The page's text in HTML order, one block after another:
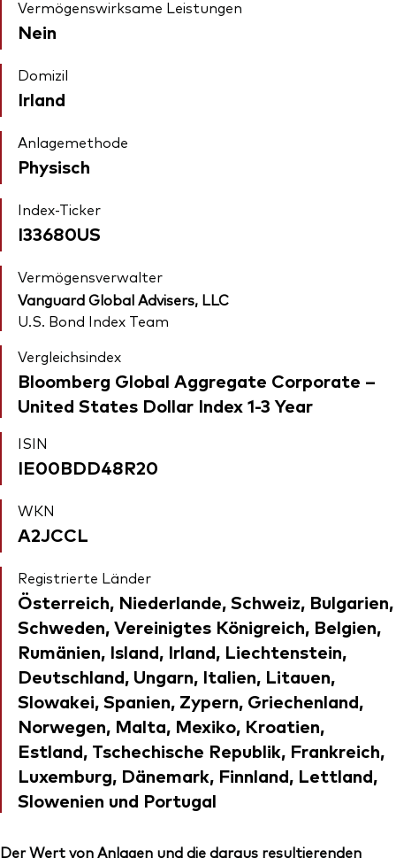
Vermögenswirksame Leistungen
Nein
Domizil
Irland
Anlagemethode
Physisch
Index-Ticker
I33680US
Vermögensverwalter
Vanguard Global Advisers, LLC
U.S. Bond Index Team
Vergleichsindex
Bloomberg Global Aggregate Corporate –
United States Dollar Index 1-3 Year
ISIN
IE00BDD48R20
WKN
A2JCCL
Registrierte Länder
Österreich, Niederlande, Schweiz, Bulgarien,
Schweden, Vereinigtes Königreich, Belgien,
Rumänien, Island, Irland, Liechtenstein,
Deutschland, Ungarn, Italien, Litauen,
Slowakei, Spanien, Zypern, Griechenland,
Norwegen, Malta, Mexiko, Kroatien,
Estland, Tschechische Republik, Frankreich,
Luxemburg, Dänemark, Finnland, Lettland,
Slowenien und Portugal
Der Wert von Anlagen und die daraus resultierenden